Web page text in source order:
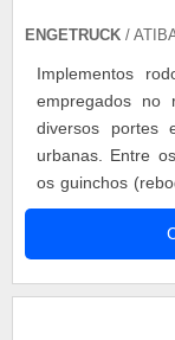
ENGETRUCK /
Implementos
empregados no
diversos portes
urbanas. Entre
os guinchos
e as plataformas
guinchos. Por
rodoviários